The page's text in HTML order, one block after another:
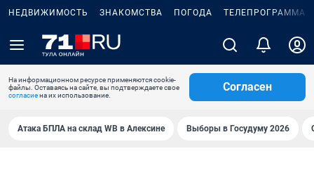
НЕДВИЖИМОСТЬ ЗНАКОМСТВА ПОГОДА ТЕЛЕПРОГРАММА
На информационном ресурсе применяются cookie-
файлы. Оставаясь на сайте, вы подтверждаете свое
согласиена их использование.
Согласен
Атака БПЛА на склад WB в Алексине Выборы в Госудуму 2026